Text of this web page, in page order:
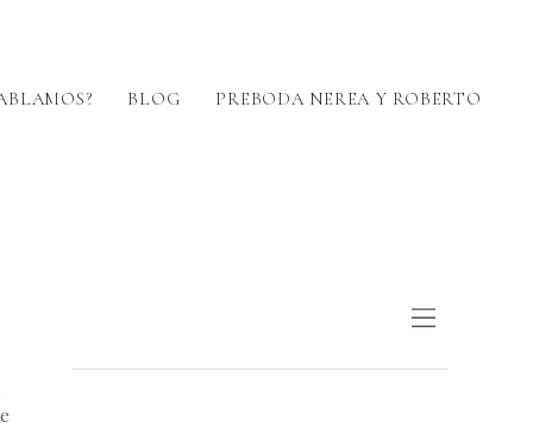
BLOG PREBODA NEREA Y ROBERTO